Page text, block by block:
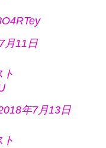
月11日
年7月13日